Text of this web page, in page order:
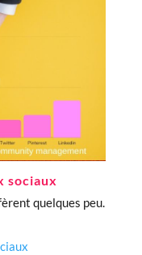
sociaux
quelques peu.